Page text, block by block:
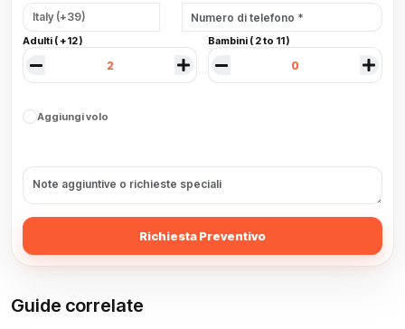
Adulti ( +12 ) Bambini ( 2 to 11 )
Aggiungi volo
Richiesta Preventivo
Guide correlate